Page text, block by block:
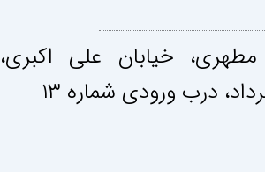
خيابان علی اكبری،
درب ورودی شماره ١٣